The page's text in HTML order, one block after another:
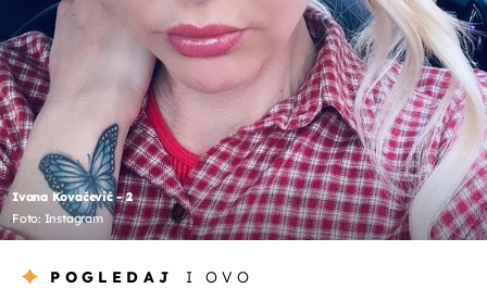
Ivana Kovačević - 2
Foto: Instagram
POGLEDAJ I OVO